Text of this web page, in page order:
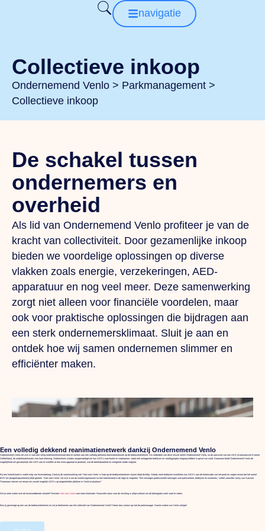
navigatie
Collectieve inkoop
Ondernemend Venlo > Parkmanagement >
Collectieve inkoop
De schakel tussen
ondernemers en
overheid
Als lid van Ondernemend Venlo profiteer je van de
kracht van collectiviteit. Door gezamenlijke inkoop
bieden we voordelige oplossingen op diverse
vlakken zoals energie, verzekeringen, AED-
apparatuur en nog veel meer. Deze samenwerking
zorgt niet alleen voor financiële voordelen, maar
ook voor praktische oplossingen die bijdragen aan
een sterk ondernemersklimaat. Sluit je aan en
ontdek hoe wij samen ondernemen slimmer en
efficiënter maken.
Een volledig dekkend reanimatienetwerk dankzij Ondernemend Venlo
Ondernemend Venlo zet zich in voor een veilig ondernemersklimaat door te werken aan een volledig dekkend reanimatienetwerk op de bedrijventerreinen. Als onderdeel van deze missie neemt Ondernemend Venlo, na de aanschaf van een AED (Automatische Externe
Defibrillator), de onderhoudskosten voor haar rekening. Ondernemers worden aangemoedigd om hun AED’s naar buiten te verplaatsen, zodat ook omliggende bedrijven en voorbijgangers toegang hebben in geval van nood. Daarnaast biedt Ondernemend Venlo de
mogelijkheid om gezamenlijk een AED aan te schaffen of een extra apparaat te plaatsen, wat de bereikbaarheid en veiligheid verder vergroot.
Bij een hartstilstand is snelle hulp van levensbelang. Dankzij de samenwerking met ‘Hart voor Venlo’ is hulp op de bedrijventerreinen vrijwel altijd dichtbij. Steeds meer bedrijven installeren hun AED’s aan de buitenzijde van het pand en zorgen ervoor dat het aantal
BHV’ers (burgerhulpverleners) blijft groeien. ‘Hart voor Venlo’ zet zich in om de overlevingskansen na een hartstilstand in de regio te vergroten. “We verzorgen professionele trainingen voor particulieren, bedrijven en instanties,” vertelt voorzitter Jacky van Aarssen.
“Daarnaast streven we ernaar om zoveel mogelijk AED’s op toegankelijke plekken in Venlo te plaatsen.”
Wil je meer weten over dit levensreddende initiatief? Bezoek Hart voor Venlo voor meer informatie. Financiële steun voor de stichting is altijd welkom om dit belangrijke werk voort te zetten.
Ben jij gevestigd op een van de bedrijventerreinen en wil je deelnemen aan het collectief van Ondernemend Venlo? Neem dan contact op met de parkmanager. Samen maken we Venlo veiliger!
neem contact op